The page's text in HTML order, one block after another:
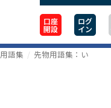
口座
開設
ログ
イン
語集 先物用語集：い